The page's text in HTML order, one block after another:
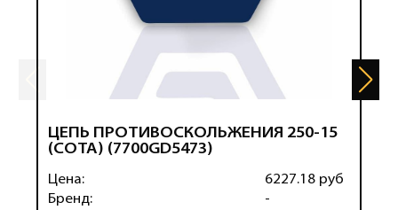
ЦЕПЬ ПРОТИВОСКОЛЬЖЕНИЯ 250-15
(СОТА) (7700GD5473)
Цена:
Бренд:
6227.18 руб
-